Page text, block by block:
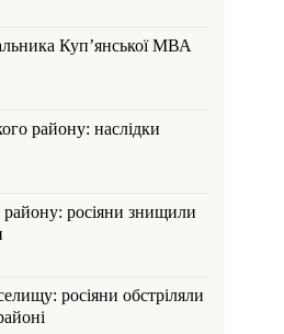
Купʼянської МВА
району: наслідки
району: росіяни знищили
росіяни обстріляли